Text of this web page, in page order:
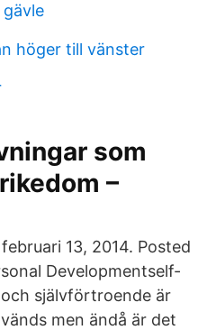
höger till vänster
som
–
13, 2014. Posted
Developmentself-
självförtroende är
men ändå är det